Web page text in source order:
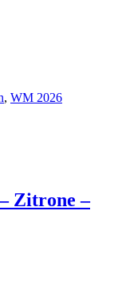
, WM 2026
Zitrone –